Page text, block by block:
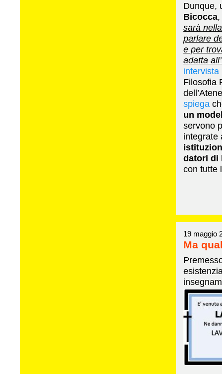
Dunque,
Bicocca
sarà
parlare
e per
adatta
intervista
Filosofia
spiega
un
servono
integrate
datori di
con tutte
19 maggio
Ma